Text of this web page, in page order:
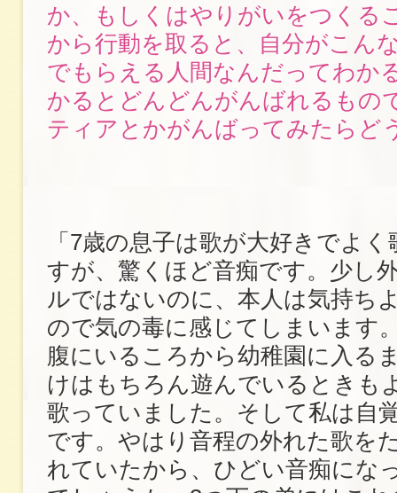
か、もしくはやりがいをつくる
から行動を取ると、自分がこん
でもらえる人間なんだってわか
かるとどんどんがんばれるもの
ティアとかがんばってみたらど
「7歳の息子は歌が大好きでよ
すが、驚くほど音痴です。少し
ルではないのに、本人は気持ち
ので気の毒に感じてしまいます
腹にいるころから幼稚園に入る
けはもちろん遊んでいるときも
歌っていました。そして私は自
です。やはり音程の外れた歌を
れていたから、ひどい音痴にな